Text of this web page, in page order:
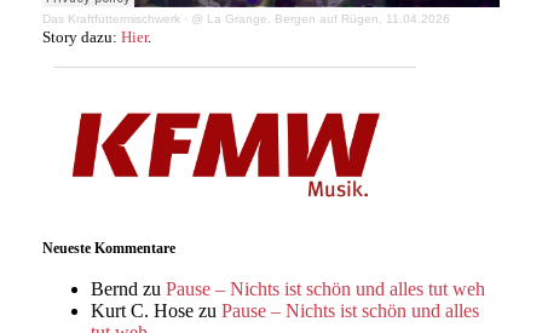
Das Kraftfuttermischwerk · @ La Grange, Bergen auf Rügen, 11.04.2026
Story dazu: Hier.
Neueste Kommentare
Bernd zu Pause – Nichts ist schön und alles tut weh
Kurt C. Hose zu Pause – Nichts ist schön und alles